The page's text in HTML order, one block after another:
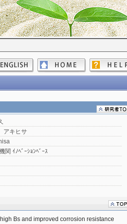
アキヒサ
関 ｲﾉﾍﾞｰｼｮﾝﾍﾞｰｽ
Bs and improved corrosion resistance